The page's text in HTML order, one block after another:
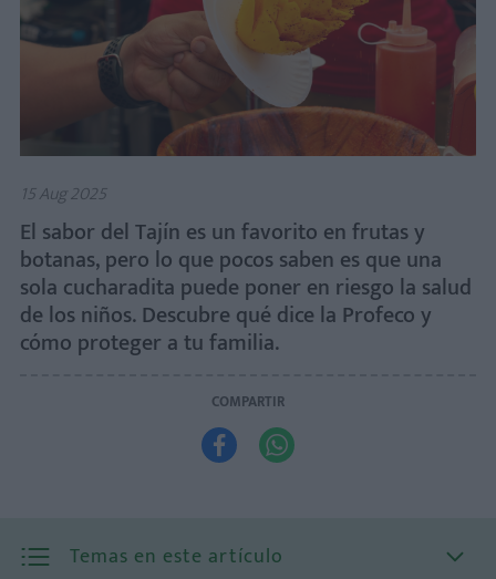
15 Aug 2025
El sabor del Tajín es un favorito en frutas y
botanas, pero lo que pocos saben es que una
sola cucharadita puede poner en riesgo la salud
de los niños. Descubre qué dice la Profeco y
cómo proteger a tu familia.
COMPARTIR
 
Temas en este artículo